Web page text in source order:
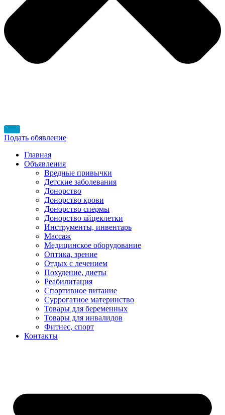
Подать обявление
Главная
Объявления
Вредные привычки
Детские заболевания
Донорство
Донорство крови
Донорство спермы
Донорство яйцеклетки
Инструменты, инвентарь
Массаж
Медицинское оборудование
Оптика, зрение
Отдых с лечением
Похудение, диеты
Реабилитация
Спортивное питание
Суррогатное материнство
Товары для беременных
Товары для инвалидов
Фитнес, спорт
Контакты